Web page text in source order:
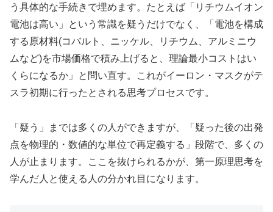
う具体的な手続きで埋めます。たとえば「リチウムイオン
電池は高い」という常識を疑うだけでなく、「電池を構成
する原材料(コバルト、ニッケル、リチウム、アルミニウ
ムなど)を市場価格で積み上げると、理論最小コストはい
くらになるか」と問い直す。これがイーロン・マスクがテ
スラ初期に行ったとされる思考プロセスです。
「疑う」までは多くの人ができますが、「疑った後の出発
点を物理的・数値的な単位で再定義する」段階で、多くの
人が止まります。ここを抜けられるかが、第一原理思考を
学んだ人と使える人の分かれ目になります。